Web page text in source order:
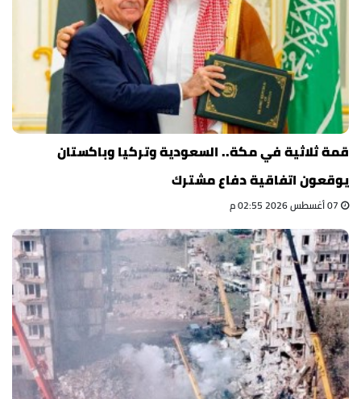
قمة ثلاثية في مكة.. السعودية وتركيا وباكستان
يوقعون اتفاقية دفاع مشترك